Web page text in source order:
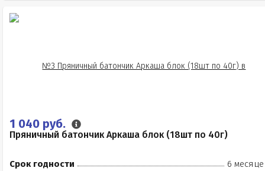
1 040 руб.
Пряничный батончик Аркаша блок (18шт по 40г)
Срок годности
6